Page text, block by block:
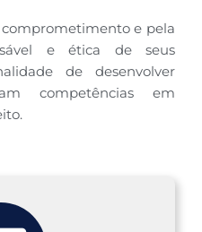
comprometimento e pela
e ética de seus
de desenvolver
competências em